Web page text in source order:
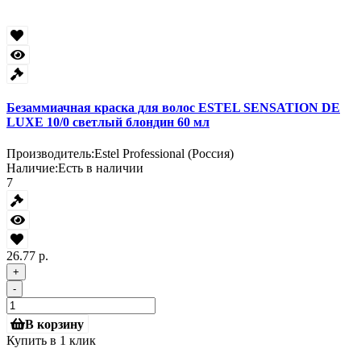
Безаммиачная краска для волос ESTEL SENSATION DE
LUXE 10/0 светлый блондин 60 мл
Производитель:Estel Professional (Россия)
Наличие:Есть в наличии
7
26.77 р.
+
-
В корзину
Купить в 1 клик